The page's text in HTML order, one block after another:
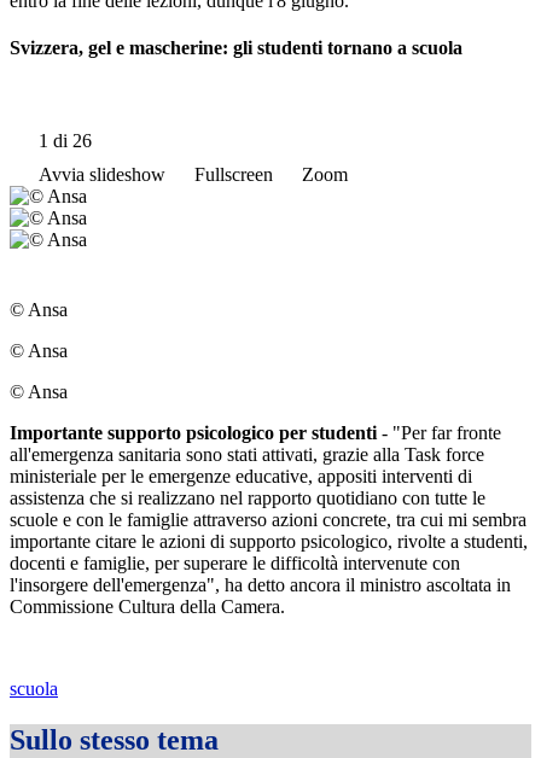
Svizzera, gel e mascherine: gli studenti tornano a scuola
1 di 26
Avvia slideshow
Fullscreen Zoom
© Ansa
© Ansa
© Ansa
Importante supporto psicologico per studenti - "Per far fronte
all'emergenza sanitaria sono stati attivati, grazie alla Task force
ministeriale per le emergenze educative, appositi interventi di
assistenza che si realizzano nel rapporto quotidiano con tutte le
scuole e con le famiglie attraverso azioni concrete, tra cui mi sembra
importante citare le azioni di supporto psicologico, rivolte a studenti,
docenti e famiglie, per superare le difficoltà intervenute con
l'insorgere dell'emergenza", ha detto ancora il ministro ascoltata in
Commissione Cultura della Camera.
scuola
Sullo stesso tema